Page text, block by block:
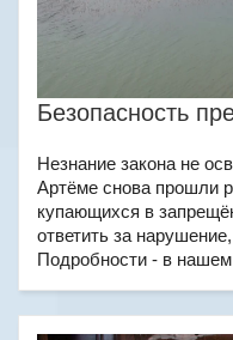
Безопасность
Незнание закона не
Артёме снова прошли
купающихся в
ответить за
Подробности - в